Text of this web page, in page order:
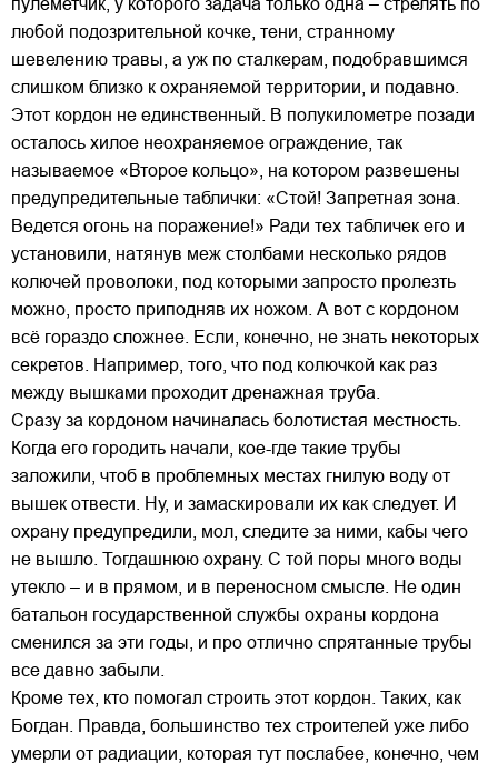
любой подозрительной кочке, тени, странному
шевелению травы, а уж по сталкерам, подобравшимся
слишком близко к охраняемой территории, и подавно.
Этот кордон не единственный. В полукилометре позади
осталось хилое неохраняемое ограждение, так
называемое «Второе кольцо», на котором развешены
предупредительные таблички: «Стой! Запретная зона.
Ведется огонь на поражение!» Ради тех табличек его и
установили, натянув меж столбами несколько рядов
колючей проволоки, под которыми запросто пролезть
можно, просто приподняв их ножом. А вот с кордоном
всё гораздо сложнее. Если, конечно, не знать некоторых
секретов. Например, того, что под колючкой как раз
между вышками проходит дренажная труба.
Сразу за кордоном начиналась болотистая местность.
Когда его городить начали, кое-где такие трубы
заложили, чтоб в проблемных местах гнилую воду от
вышек отвести. Ну, и замаскировали их как следует. И
охрану предупредили, мол, следите за ними, кабы чего
не вышло. Тогдашнюю охрану. С той поры много воды
утекло – и в прямом, и в переносном смысле. Не один
батальон государственной службы охраны кордона
сменился за эти годы, и про отлично спрятанные трубы
все давно забыли.
Кроме тех, кто помогал строить этот кордон. Таких, как
Богдан. Правда, большинство тех строителей уже либо
умерли от радиации, которая тут послабее, конечно, чем